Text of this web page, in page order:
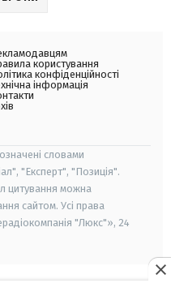
користування
конфіденційності
інформація
словами
"Експерт", "Позиція".
цитування можна
сайтом. Усі права
"Люкс"», 24